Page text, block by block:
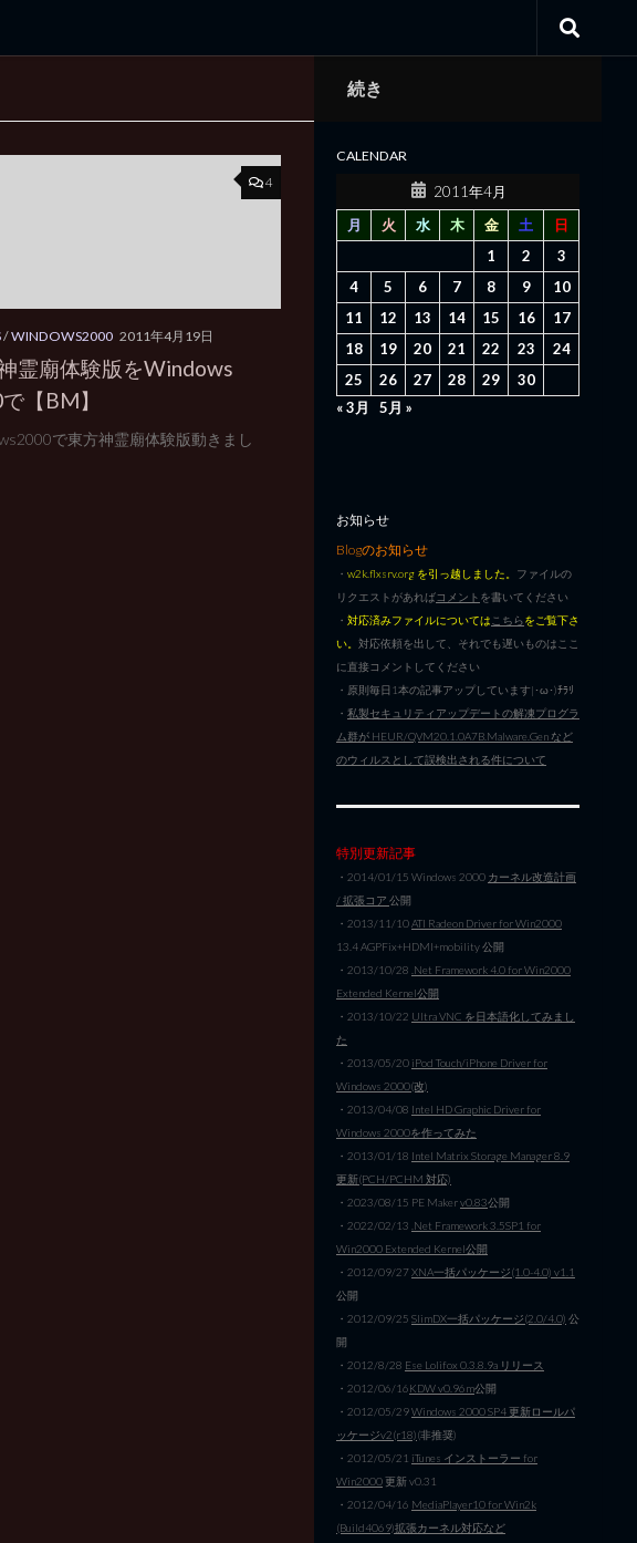
4
/WINDOWS2000 2011年4月19日
霊廟体験版をWindows
【BM】
で東方神霊廟体験版動きまし
続き
CALENDAR
2011年4月
月
火 水 木 金 土
日
1
2
3
4
5 6 7 8 9
10
11
12 13 14 15 16
17
18
19 20 21 22 23
24
25
26 27 28 29
30
« 3月
5月 »
お知らせ
Blogのお知らせ
・ w2k.flxsrv.org を引っ越しました。 ファイルの
リクエストがあればコメント を書いてください
・ 対応済みファイルについては こちらをご覧下さ
い。 対応依頼を出して、それでも遅いものはここ
に直接コメントしてください
・原則毎日1本の記事アップしています|･ω･)ﾁﾗﾘ
・ 私製セキュリティアップデートの解凍プログラ
ム群が HEUR/QVM20.1.0A7B.Malware.Gen など
のウィルスとして誤検出される件について
特別更新記事
・2014/01/15 Windows 2000 カーネル改造計画
/ 拡張コア 公開
・2013/11/10ATI Radeon Driver for Win2000
13.4 AGPFix+HDMI+mobility 公開
・2013/10/28 .Net Framework 4.0 for Win2000
Extended Kernel公開
・2013/10/22 Ultra VNC を日本語化してみまし
た
・2013/05/20 iPod Touch/iPhone Driver for
Windows 2000(改)
・2013/04/08 Intel HD Graphic Driver for
Windows 2000を作ってみた
・2013/01/18 Intel Matrix Storage Manager 8.9
更新(PCH/PCHM 対応)
・2023/08/15 PE Makerv0.83公開
・2022/02/13 .Net Framework 3.5SP1 for
Win2000 Extended Kernel公開
・2012/09/27XNA一括パッケージ(1.0-4.0) v1.1
公開
・2012/09/25 SlimDX一括パッケージ(2.0/4.0) 公
開
・2012/8/28 Ese Lolifox 0.3.8.9a リリース
・2012/06/16KDW v0.96m公開
・2012/05/29Windows 2000 SP4 更新ロールパ
ッケージv2(r18)(非推奨)
・2012/05/21 iTunes インストーラー for
Win2000更新 v0.31
・2012/04/16 MediaPlayer10 for Win2k
(Build4069)拡張カーネル対応など